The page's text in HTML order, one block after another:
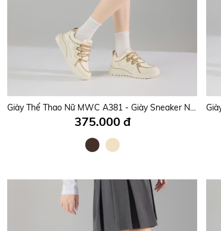
Giày Thể Thao Nữ MWC A381 - Giày Sneaker Nữ Cổ Thấp Da PU Êm Nhẹ, Đi Học, Đi Làm, Chạy Bộ Bền Đẹp, Thời Trang.
375.000 đ